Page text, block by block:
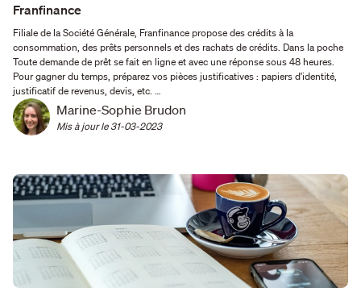
Franfinance
Filiale de la Société Générale, Franfinance propose des crédits à la
consommation, des prêts personnels et des rachats de crédits. Dans la poche
Toute demande de prêt se fait en ligne et avec une réponse sous 48 heures.
Pour gagner du temps, préparez vos pièces justificatives : papiers d'identité,
justificatif de revenus, devis, etc. …
Marine-Sophie Brudon
Mis à jour le 31-03-2023